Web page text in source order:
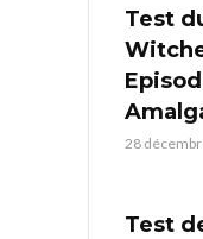
Test
28
Test